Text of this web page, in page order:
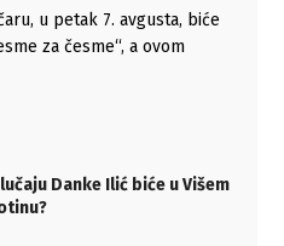
u petak 7. avgusta, biće
za česme“, a ovom
Danke Ilić biće u Višem